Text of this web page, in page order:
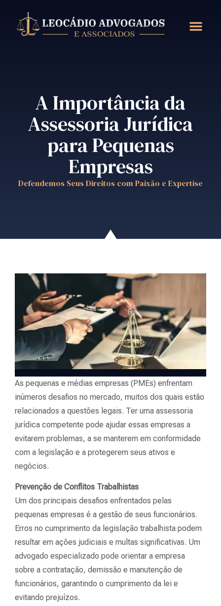
A Importância da
Assessoria Jurídica
para Pequenas
Empresas
Defendemos Seus Direitos com Paixão e Expertise
As pequenas e médias empresas (PMEs) enfrentam
inúmeros desafios no mercado, muitos dos quais estão
relacionados a questões legais. Ter uma assessoria
jurídica competente pode ajudar essas empresas a
evitarem problemas, a se manterem em conformidade
com a legislação e a protegerem seus ativos e
negócios.
Prevenção de Conflitos Trabalhistas
Um dos principais desafios enfrentados pelas
pequenas empresas é a gestão de seus funcionários.
Erros no cumprimento da legislação trabalhista podem
resultar em ações judiciais e multas significativas. Um
advogado especializado pode orientar a empresa
sobre a contratação, demissão e manutenção de
funcionários, garantindo o cumprimento da lei e
evitando prejuízos.